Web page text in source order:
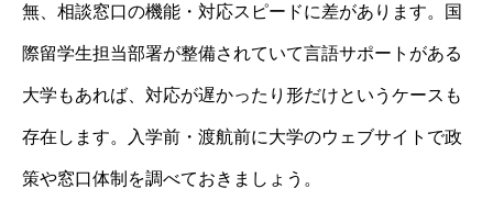
無、相談窓口の機能・対応スピードに差があります。国
際留学生担当部署が整備されていて言語サポートがある
大学もあれば、対応が遅かったり形だけというケースも
存在します。入学前・渡航前に大学のウェブサイトで政
策や窓口体制を調べておきましょう。